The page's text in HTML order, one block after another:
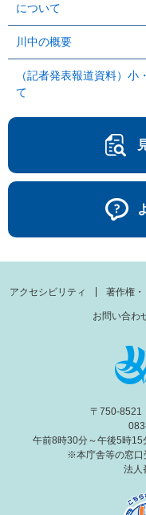
について
川中の概要
（記者発表報道資料）
て
アクセシビリティ 著作権・
お問い合わ
〒750-8521
午前8時30分～午後5時15
※本庁舎等の窓口
法人